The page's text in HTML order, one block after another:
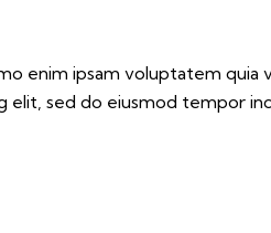
enim ipsam voluptatem
elit, sed do eiusmod tempor